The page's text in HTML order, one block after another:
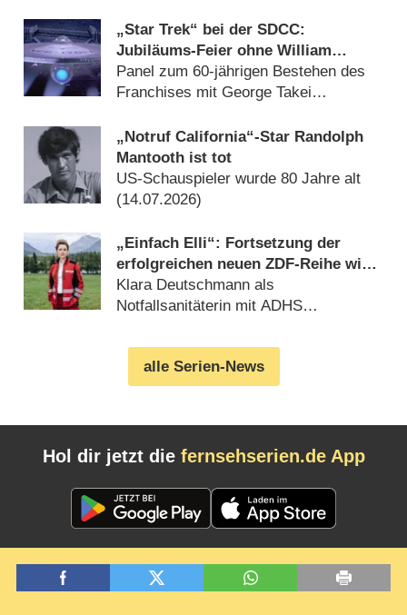
„Star Trek“ bei der SDCC:
Jubiläums-Feier ohne William
Shatner
Panel zum 60-jährigen Bestehen des
Franchises mit George Takei
„Notruf California“-Star Randolph
Mantooth ist tot
US-Schauspieler wurde 80 Jahre alt
(14.07.2026)
„Einfach Elli“: Fortsetzung der
erfolgreichen neuen ZDF-Reihe wird
gedreht
Klara Deutschmann als
Notfallsanitäterin mit ADHS
alle Serien-News
Hol dir jetzt die fernsehserien.de App